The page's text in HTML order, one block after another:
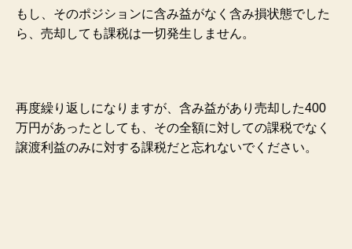
もし、そのポジションに含み益がなく含み損状態でした
ら、売却しても課税は一切発生しません。
再度繰り返しになりますが、含み益があり売却した400
万円があったとしても、その全額に対しての課税でなく
譲渡利益のみに対する課税だと忘れないでください。